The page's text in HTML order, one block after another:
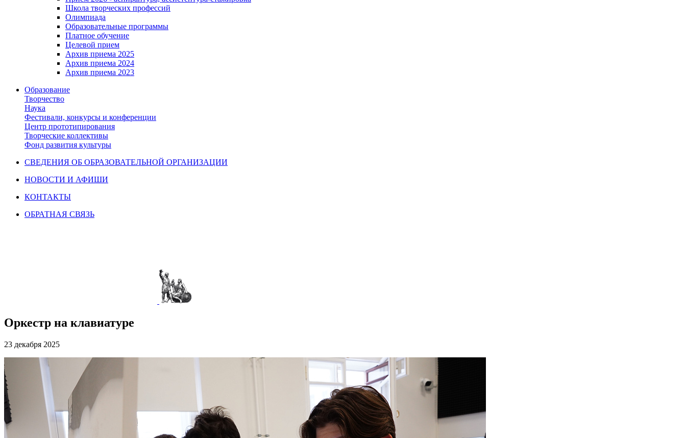
Школа творческих профессий
Олимпиада
Образовательные программы
Платное обучение
Целевой прием
Архив приема 2025
Архив приема 2024
Архив приема 2023
Образование
Творчество
Наука
Фестивали, конкурсы и конференции
Центр прототипирования
Творческие коллективы
Фонд развития культуры
СВЕДЕНИЯ ОБ ОБРАЗОВАТЕЛЬНОЙ ОРГАНИЗАЦИИ
НОВОСТИ И АФИШИ
КОНТАКТЫ
ОБРАТНАЯ СВЯЗЬ
Оркестр на клавиатуре
23 декабря 2025